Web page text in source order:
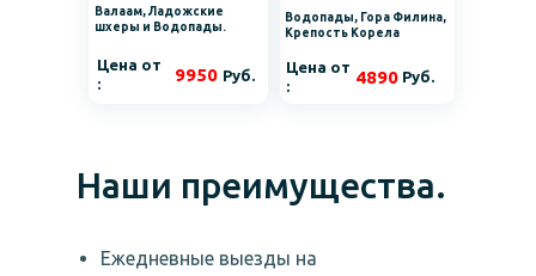
Водопады, Гора Филина,
Крепость Корела
Цена от
:
4890 Руб.
Цена от
:
9950 Руб.
Валаам, Ладожские
шхеры и Водопады.
Наши преимущества.
Ежедневные выезды на